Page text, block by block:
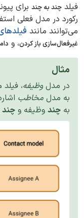
فیلد چند به چند برای
رکورد در مدل فعلی
می‌توانند مانند
غیرفعال‌سازی باز کردن، و
مثال
در مدل وظیفه، فیلد
به مدل مخاطب
به چند وظیفه و چند